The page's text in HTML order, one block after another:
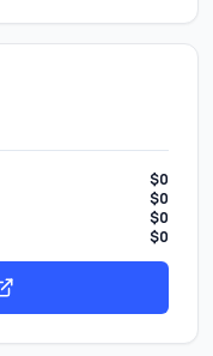
$0
$0
$0
$0